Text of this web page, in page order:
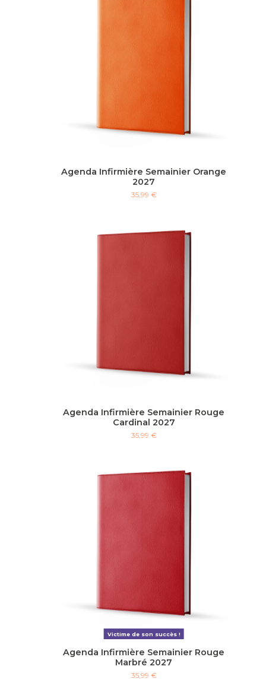
Agenda Infirmière Semainier Orange
2027
35,99 €
Agenda Infirmière Semainier Rouge
Cardinal 2027
35,99 €
Victime de son succès !
Agenda Infirmière Semainier Rouge
Marbré 2027
35,99 €